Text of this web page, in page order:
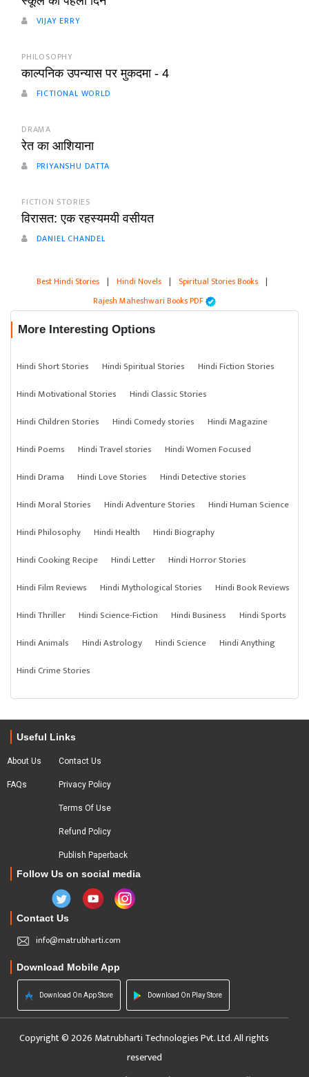
VIJAY ERRY
PHILOSOPHY
काल्पनिक उपन्यास पर मुकदमा - 4
FICTIONAL WORLD
DRAMA
रेत का आशियाना
PRIYANSHU DATTA
FICTION STORIES
विरासत: एक रहस्यमयी वसीयत
DANIEL CHANDEL
Best Hindi Stories | Hindi Novels | Spiritual Stories Books |
Rajesh Maheshwari Books PDF
More Interesting Options
Hindi Short Stories Hindi Spiritual Stories
Hindi Fiction Stories
Hindi Motivational Stories
Hindi Classic Stories
Hindi Children Stories
Hindi Comedy stories
Hindi Magazine
Hindi Poems
Hindi Travel stories
Hindi Women Focused
Hindi Drama
Hindi Love Stories
Hindi Detective stories
Hindi Moral Stories
Hindi Adventure Stories
Hindi Human Science
Hindi Philosophy
Hindi Health
Hindi Biography
Hindi Cooking Recipe
Hindi Letter
Hindi Horror Stories
Hindi Film Reviews
Hindi Mythological Stories
Hindi Book Reviews
Hindi Thriller
Hindi Science-Fiction Hindi Business
Hindi Sports
Hindi Animals
Hindi Astrology Hindi Science
Hindi Anything
Hindi Crime Stories
Useful Links
About Us
FAQs
Contact Us
Privacy Policy
Terms Of Use
Refund Policy
Publish Paperback
Follow Us on social media
Contact Us
info@matrubharti.com
Download Mobile App
Download On App Store Download On Play Store
Copyright © 2026 Matrubharti Technologies Pvt. Ltd. All rights
reserved